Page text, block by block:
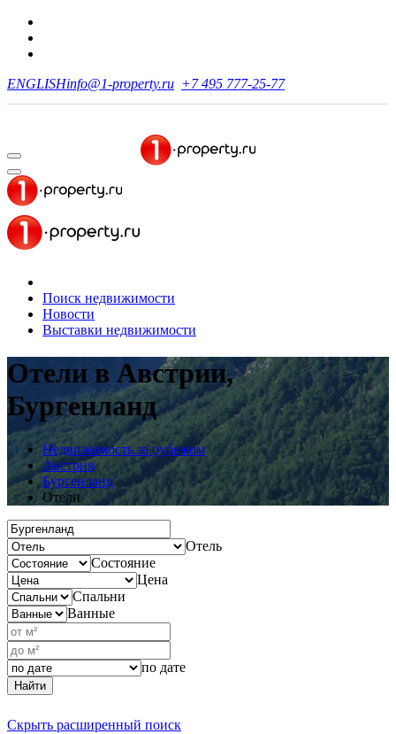
ENGLISHinfo@1-property.ru +7 495 777-25-77
Поиск недвижимости
Новости
Выставки недвижимости
Отели в Австрии,
Бургенланд
Недвижимость за рубежом
Австрия
Бургенланд
Отели
Отель
Состояние
Цена
Спальни
Ванные
по дате
Найти
Скрыть расширенный поиск